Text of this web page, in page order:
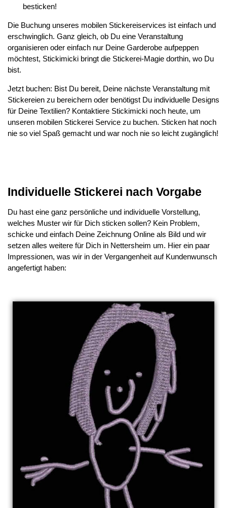
besticken!
Die Buchung unseres mobilen Stickereiservices ist einfach und
erschwinglich. Ganz gleich, ob Du eine Veranstaltung
organisieren oder einfach nur Deine Garderobe aufpeppen
möchtest, Stickimicki bringt die Stickerei-Magie dorthin, wo Du
bist.
Jetzt buchen: Bist Du bereit, Deine nächste Veranstaltung mit
Stickereien zu bereichern oder benötigst Du individuelle Designs
für Deine Textilien? Kontaktiere Stickimicki noch heute, um
unseren mobilen Stickerei Service zu buchen. Sticken hat noch
nie so viel Spaß gemacht und war noch nie so leicht zugänglich!
Individuelle Stickerei nach Vorgabe
Du hast eine ganz persönliche und individuelle Vorstellung,
welches Muster wir für Dich sticken sollen? Kein Problem,
schicke und einfach Deine Zeichnung Online als Bild und wir
setzen alles weitere für Dich in Nettersheim um. Hier ein paar
Impressionen, was wir in der Vergangenheit auf Kundenwunsch
angefertigt haben: